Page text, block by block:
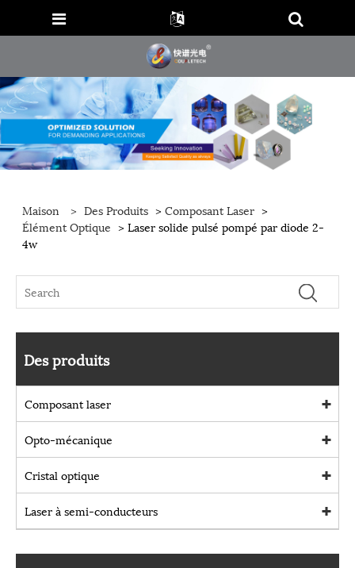
Maison > Des Produits >Composant Laser >
Élément Optique > Laser solide pulsé pompé par diode 2-
4w
Des produits
Composant laser
Opto-mécanique
Cristal optique
Laser à semi-conducteurs